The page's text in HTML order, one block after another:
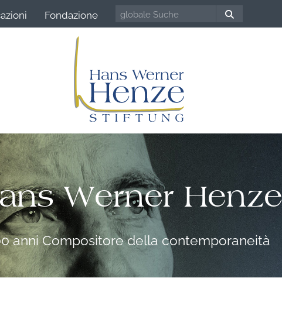
Fondazione
Werner Henze
anni Compositore della contemporaneità